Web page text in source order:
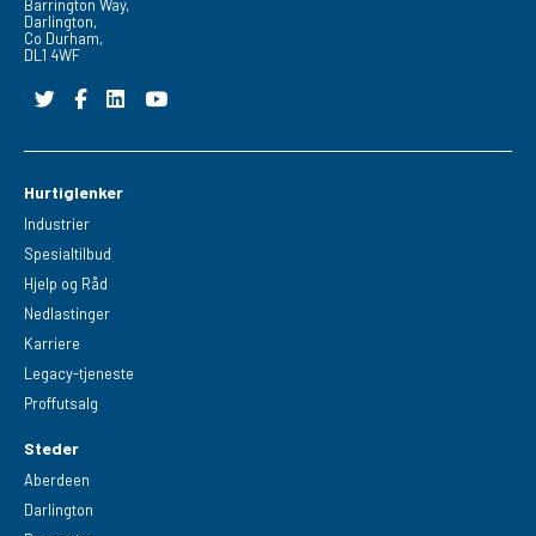
Barrington Way,
Darlington,
Co Durham,
DL1 4WF
Hurtiglenker
Industrier
Spesialtilbud
Hjelp og Råd
Nedlastinger
Karriere
Legacy-tjeneste
Proffutsalg
Steder
Aberdeen
Darlington